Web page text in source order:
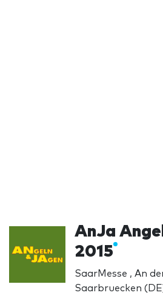
AnJa
2015
SaarMesse , An
Saarbruecken